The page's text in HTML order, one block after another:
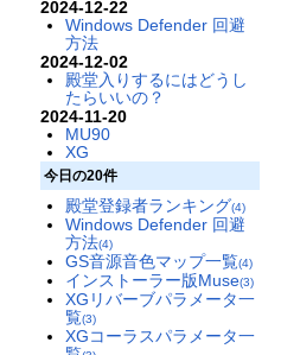
2024-12-22
Windows Defender 回避
方法
2024-12-02
殿堂入りするにはどうし
たらいいの？
2024-11-20
MU90
XG
今日の20件
殿堂登録者ランキング(4)
Windows Defender 回避
方法(4)
GS音源音色マップ一覧(4)
インストーラー版Muse(3)
XGリバーブパラメータ一
覧(3)
XGコーラスパラメータ一